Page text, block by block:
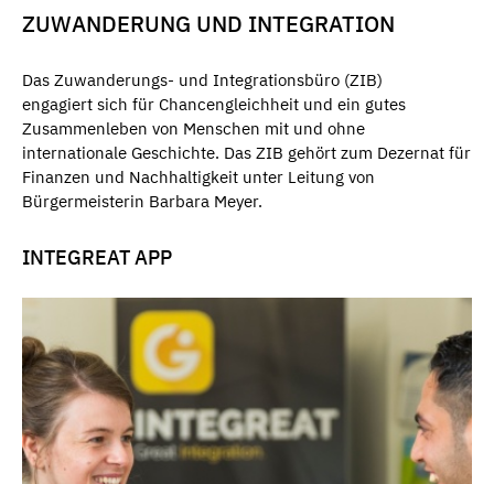
ZUWANDERUNG UND INTEGRATION
Das Zuwanderungs- und Integrationsbüro (ZIB)
engagiert sich für Chancengleichheit und ein gutes
Zusammenleben von Menschen mit und ohne
internationale Geschichte. Das ZIB gehört zum Dezernat für
Finanzen und Nachhaltigkeit unter Leitung von
Bürgermeisterin Barbara Meyer.
INTEGREAT APP